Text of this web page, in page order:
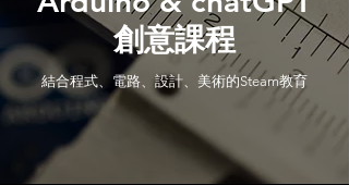
創意課程
結合程式、電路、設計、美術的Steam教育